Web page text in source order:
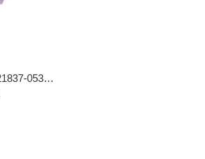
Reloj Mulco MW-3-21837-053 Para Mujer